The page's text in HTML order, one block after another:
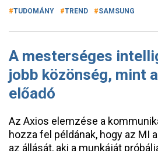
TUDOMÁNY TREND SAMSUNG
A mesterséges
jobb közönség, mint
előadó
Az Axios elemzése a
hozza fel példának, hogy az MI
az állását, aki a munkáját